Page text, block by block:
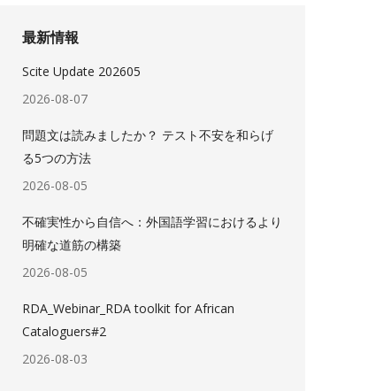
最新情報
Scite Update 202605
2026-08-07
問題文は読みましたか？ テスト不安を和らげ
る5つの方法
2026-08-05
不確実性から自信へ：外国語学習におけるより
明確な道筋の構築
2026-08-05
RDA_Webinar_RDA toolkit for African
Cataloguers#2
2026-08-03